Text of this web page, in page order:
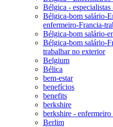
Bélgica -
Bélgica-bom salário-
enfermeiro-Francia-
Bélgica-bom salário-
Bélgica-bom salário-
trabalhar no exterior
Belgium
Bélica
bem-estar
benefícios
benefits
berkshire
berkshire - enfermeiro
Berlim